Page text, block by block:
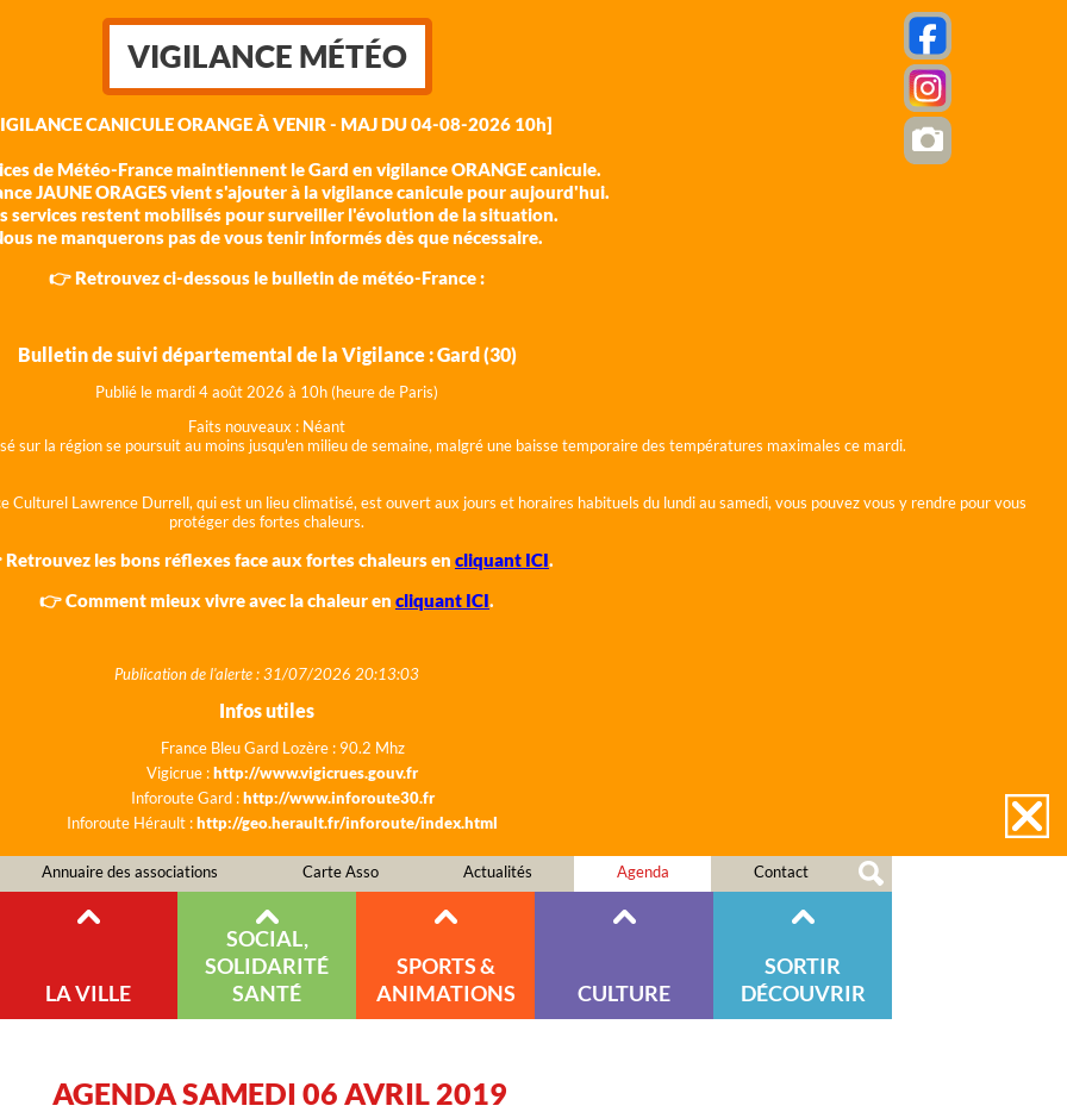
VIGILANCE MÉTÉO
CANICULE ORANGE À VENIR - MAJ DU 04-08-2026 10h]
de Météo-France maintiennent le Gard en vigilance ORANGE canicule.
JAUNE ORAGES vient s'ajouter à la vigilance canicule pour aujourd'hui.
services restent mobilisés pour surveiller l'évolution de la situation.
ne manquerons pas de vous tenir informés dès que nécessaire.
👉 Retrouvez ci-dessous le bulletin de météo-France :
Bulletin de suivi départemental de la Vigilance : Gard (30)
Publié le mardi 4 août 2026 à 10h (heure de Paris)
Faits nouveaux : Néant
sur la région se poursuit au moins jusqu'en milieu de semaine, malgré une baisse temporaire des températures maximales ce mardi.
Lawrence Durrell, qui est un lieu climatisé, est ouvert aux jours et horaires habituels du lundi au samedi, vous pouvez vous y rendre pour vous
protéger des fortes chaleurs.
les bons réflexes face aux fortes chaleurs en cliquant ICI.
👉 Comment mieux vivre avec la chaleur en cliquant ICI.
Publication de l'alerte : 31/07/2026 20:13:03
Infos utiles
France Bleu Gard Lozère : 90.2 Mhz
Vigicrue :http://www.vigicrues.gouv.fr
Inforoute Gard :http://www.inforoute30.fr
Inforoute Hérault :http://geo.herault.fr/inforoute/index.html
Annuaire des associations Carte Asso Actualités Agenda Contact
LA VILLE
SOCIAL,
SOLIDARITÉ
SANTÉ
SPORTS &
ANIMATIONS
CULTURE
SORTIR
DÉCOUVRIR
AGENDA SAMEDI 06 AVRIL 2019